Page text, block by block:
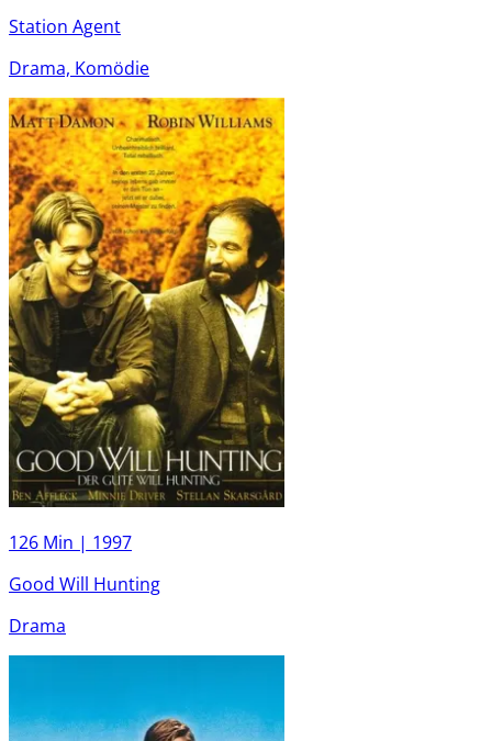
Station Agent
Drama, Komödie
126 Min | 1997
Good Will Hunting
Drama